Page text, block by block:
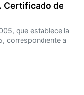
Certificado de
que establece la
correspondiente a